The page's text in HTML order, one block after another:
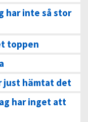
har inte så stor
toppen
just hämtat det
har inget att